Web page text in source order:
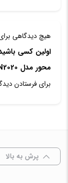
هیچ دیدگاهی
اولین کسی
محور مدل CN2020”
برای فرستادن
پرش به بالا